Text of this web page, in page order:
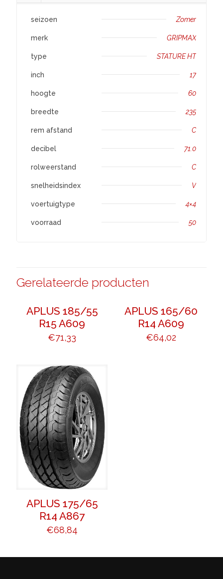
seizoen Zomer
merk GRIPMAX
type STATURE HT
inch 17
hoogte 60
breedte 235
rem afstand C
decibel 71.0
rolweerstand C
snelheidsindex V
voertuigtype 4×4
voorraad 50
Gerelateerde producten
APLUS 185/55
R15 A609
€71,33
APLUS 165/60
R14 A609
€64,02
APLUS 175/65
R14 A867
€68,84